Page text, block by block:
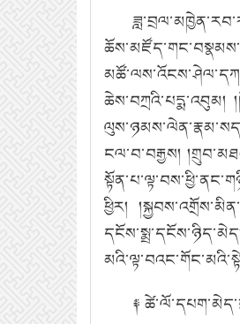
ཆེས་བཀྲའི་པདྨ་འབུམ།
ངལ་བ་བརྒྱས།
ཕྱིར།
༈